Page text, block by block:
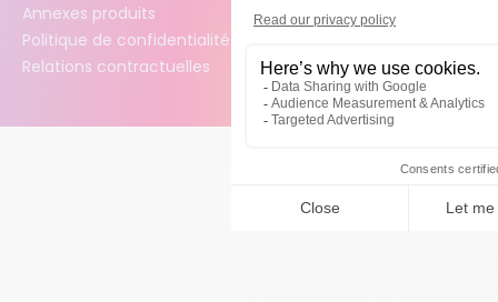
Annexes produits
Politique de confidentialité des données
Relations contractuelles